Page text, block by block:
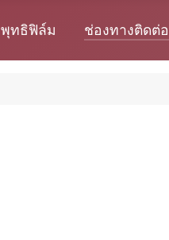
พุทธิฟิล์ม ช่องทางติดต่อ